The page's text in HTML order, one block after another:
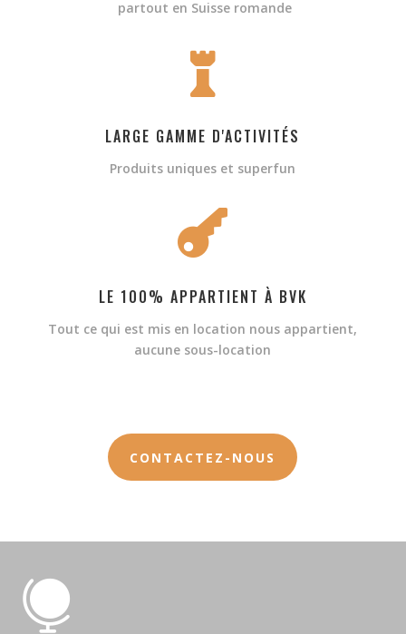
partout en Suisse romande

LARGE GAMME D'ACTIVITÉS
Produits uniques et superfun

LE 100% APPARTIENT À BVK
Tout ce qui est mis en location nous appartient,
aucune sous-location
CONTACTEZ-NOUS
